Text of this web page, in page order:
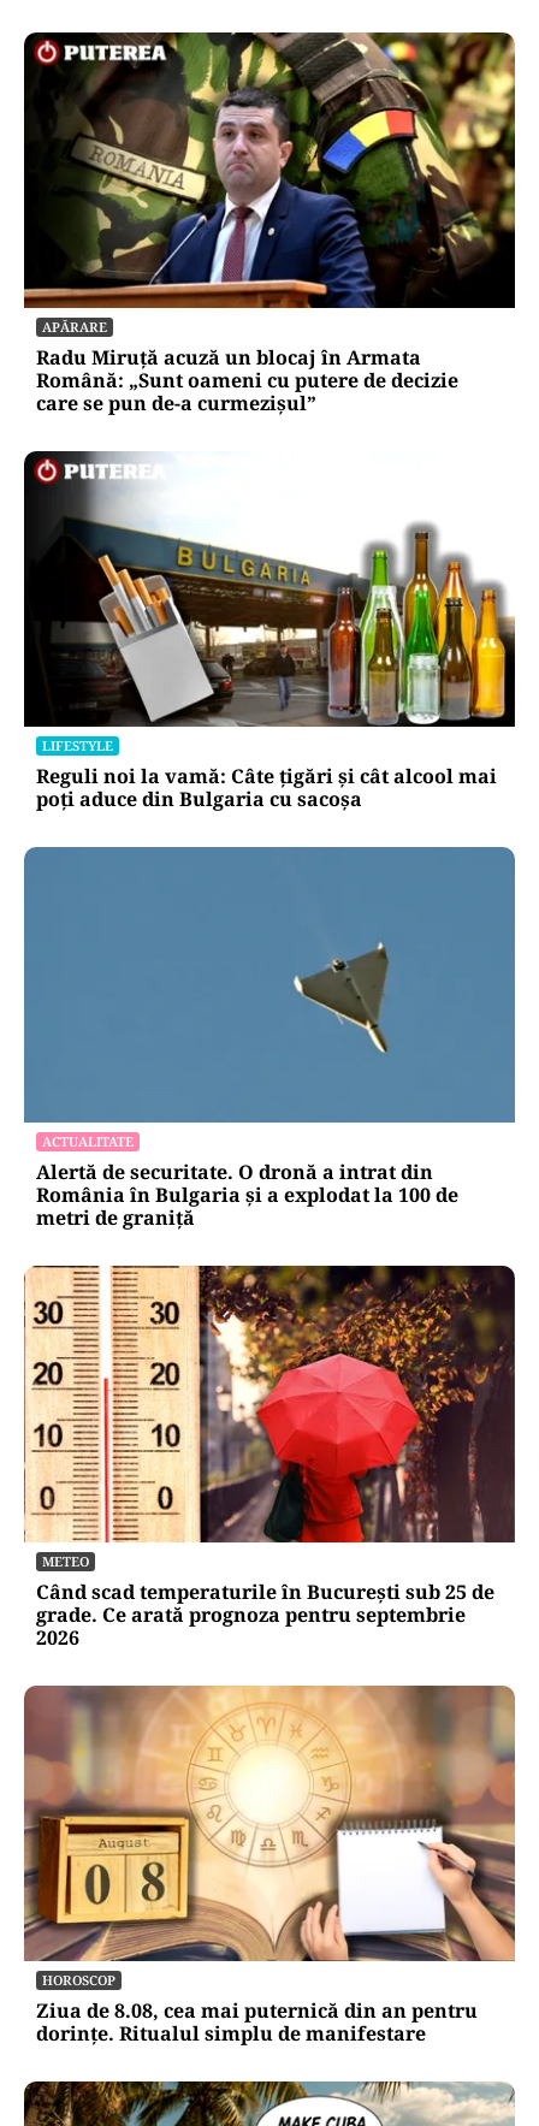
APĂRARE
Radu Miruță acuză un blocaj în Armata
Română: „Sunt oameni cu putere de decizie
care se pun de-a curmezișul”
LIFESTYLE
Reguli noi la vamă: Câte țigări și cât alcool mai
poți aduce din Bulgaria cu sacoșa
ACTUALITATE
Alertă de securitate. O dronă a intrat din
România în Bulgaria şi a explodat la 100 de
metri de graniţă
METEO
Când scad temperaturile în București sub 25 de
grade. Ce arată prognoza pentru septembrie
2026
HOROSCOP
Ziua de 8.08, cea mai puternică din an pentru
dorințe. Ritualul simplu de manifestare